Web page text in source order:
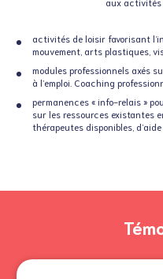
activités de loisir favorisant
mouvement, arts plastiques,
modules professionnels axés
à l’emploi. Coaching
permanences « info-relais »
sur les ressources existantes
thérapeutes disponibles, d’aide